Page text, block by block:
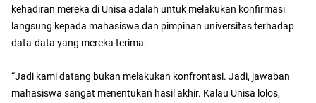
kehadiran mereka di Unisa adalah untuk melakukan konfirmasi
langsung kepada mahasiswa dan pimpinan universitas terhadap
data-data yang mereka terima.
“Jadi kami datang bukan melakukan konfrontasi. Jadi, jawaban
mahasiswa sangat menentukan hasil akhir. Kalau Unisa lolos,